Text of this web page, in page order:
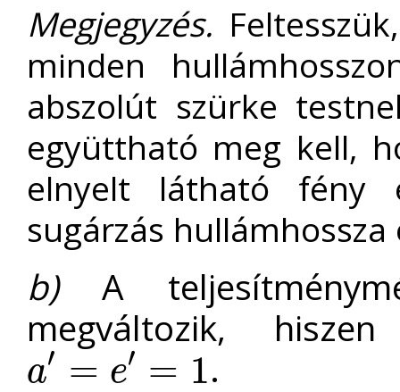
Megjegyzés.
minden
abszolút szürke
együttható meg kell,
elnyelt látható fény
sugárzás
b)A
megváltozik,
a′ = e′ = 1
a′= =1 .